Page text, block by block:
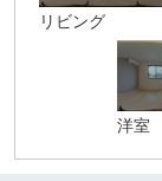
リビング
洋室